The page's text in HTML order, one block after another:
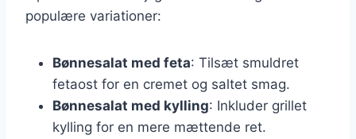
populære variationer:
Bønnesalat med feta: Tilsæt smuldret
fetaost for en cremet og saltet smag.
Bønnesalat med kylling: Inkluder grillet
kylling for en mere mættende ret.